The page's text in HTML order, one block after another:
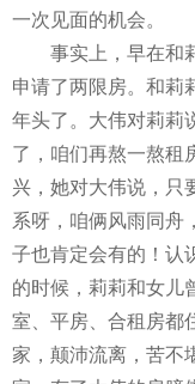
一次见面的机会。
事实上，早在和莉
申请了两限房。和莉
年头了。大伟对莉莉
了，咱们再熬一熬租
兴，她对大伟说，只
系呀，咱俩风雨同舟
子也肯定会有的！认
的时候，莉莉和女儿
室、平房、合租房都
家，颠沛流离，苦不